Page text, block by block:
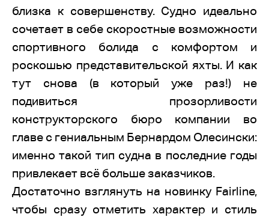
близка к совершенству. Судно идеально
сочетает в себе скоростные возможности
спортивного болида с комфортом и
роскошью представительской яхты. И как
тут снова (в который уже раз!) не
подивиться прозорливости
конструкторского бюро компании во
главе с гениальным Бернардом Олесински:
именно такой тип судна в последние годы
привлекает всё больше заказчиков.
Достаточно взглянуть на новинку Fairline,
чтобы сразу отметить характер и стиль